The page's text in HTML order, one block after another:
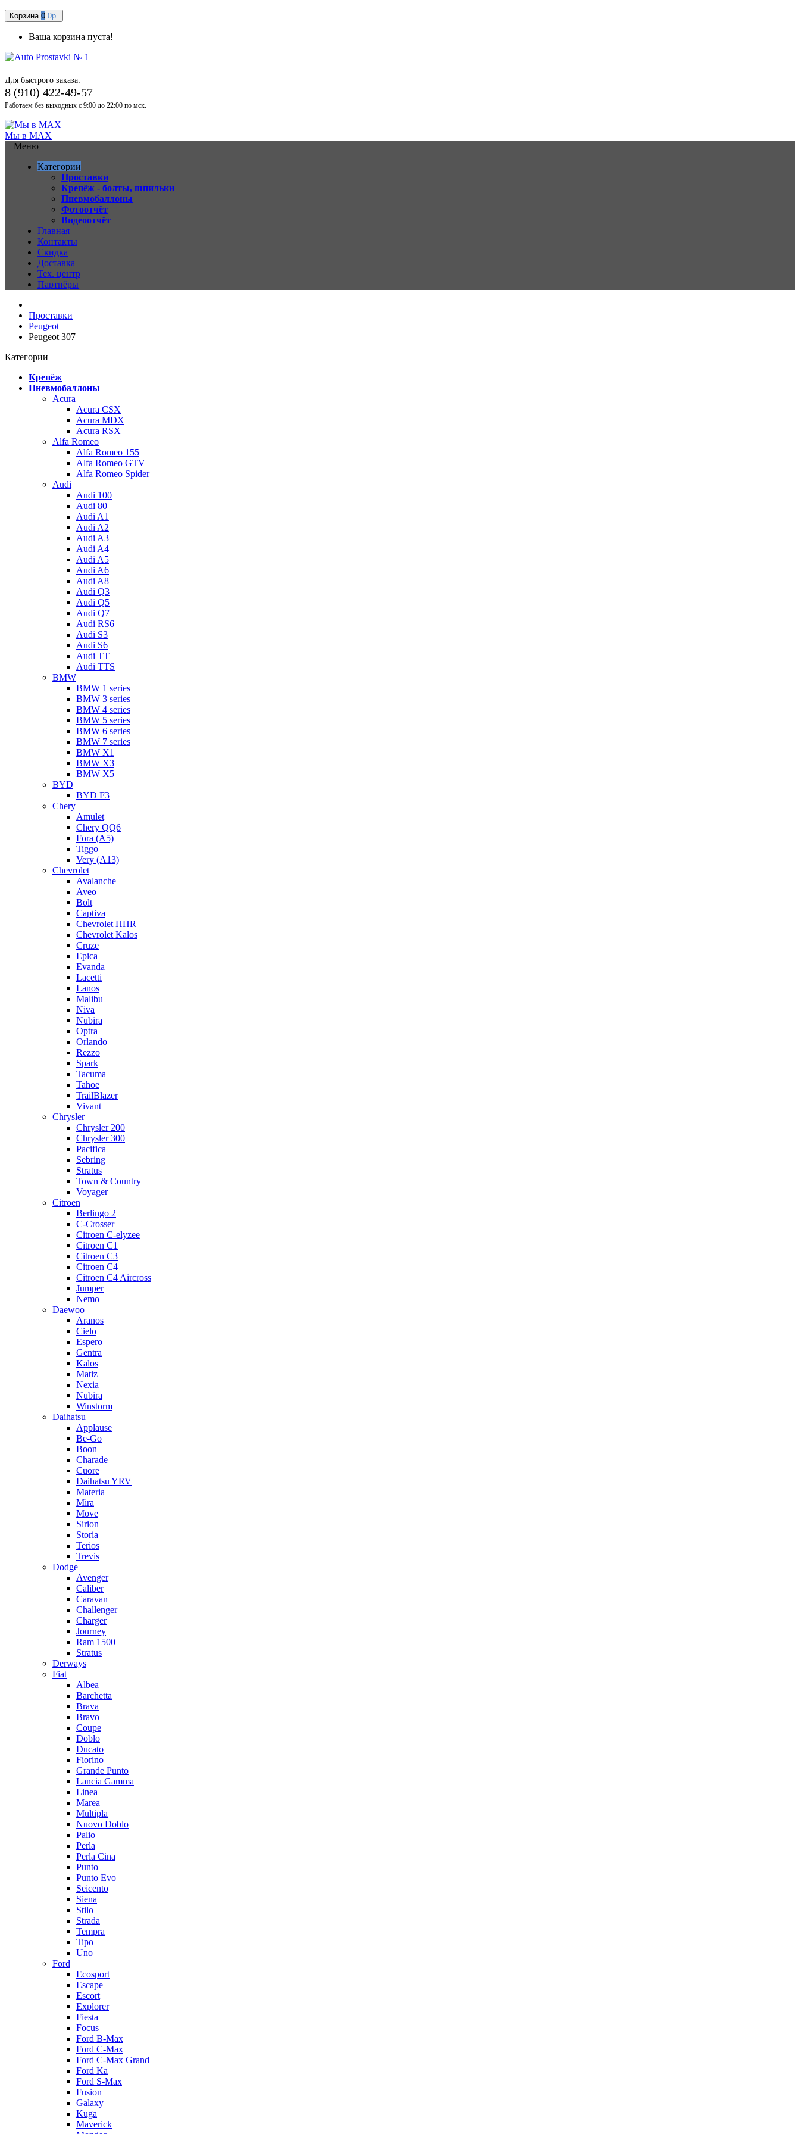
Корзина 0 0р.
Ваша корзина пуста!
Для быстрого заказа:
8 (910) 422-49-57
Работаем без выходных с 9:00 до 22:00 по мск.
Мы в MAX
Меню
Категории
Проставки
Крепёж - болты, шпильки
Пневмобаллоны
Фотоотчёт
Видеоотчёт
Главная
Контакты
Скидка
Доставка
Тех. центр
Партнёры
Проставки
Peugeot
Peugeot 307
Категории
Крепёж
Пневмобаллоны
Acura
Acura CSX
Acura MDX
Acura RSX
Alfa Romeo
Alfa Romeo 155
Alfa Romeo GTV
Alfa Romeo Spider
Audi
Audi 100
Audi 80
Audi A1
Audi A2
Audi A3
Audi A4
Audi A5
Audi A6
Audi A8
Audi Q3
Audi Q5
Audi Q7
Audi RS6
Audi S3
Audi S6
Audi TT
Audi TTS
BMW
BMW 1 series
BMW 3 series
BMW 4 series
BMW 5 series
BMW 6 series
BMW 7 series
BMW X1
BMW X3
BMW X5
BYD
BYD F3
Chery
Amulet
Chery QQ6
Fora (A5)
Tiggo
Very (A13)
Chevrolet
Avalanche
Aveo
Bolt
Captiva
Chevrolet HHR
Chevrolet Kalos
Cruze
Epica
Evanda
Lacetti
Lanos
Malibu
Niva
Nubira
Optra
Orlando
Rezzo
Spark
Tacuma
Tahoe
TrailBlazer
Vivant
Chrysler
Chrysler 200
Chrysler 300
Pacifica
Sebring
Stratus
Town & Country
Voyager
Citroen
Berlingo 2
C-Crosser
Citroen C-elyzee
Citroen C1
Citroen C3
Citroen C4
Citroen C4 Aircross
Jumper
Nemo
Daewoo
Aranos
Cielo
Espero
Gentra
Kalos
Matiz
Nexia
Nubira
Winstorm
Daihatsu
Applause
Be-Go
Boon
Charade
Cuore
Daihatsu YRV
Materia
Mira
Move
Sirion
Storia
Terios
Trevis
Dodge
Avenger
Caliber
Caravan
Challenger
Charger
Journey
Ram 1500
Stratus
Dеrways
Fiat
Albea
Barchetta
Brava
Bravo
Coupe
Doblo
Ducato
Fiorino
Grande Punto
Lancia Gamma
Linea
Marea
Multipla
Nuovo Doblo
Palio
Perla
Perla Cina
Punto
Punto Evo
Seicento
Siena
Stilo
Strada
Tempra
Tipo
Uno
Ford
Ecosport
Escape
Escort
Explorer
Fiesta
Focus
Ford B-Max
Ford C-Max
Ford C-Max Grand
Ford Ka
Ford S-Max
Fusion
Galaxy
Kuga
Maverick